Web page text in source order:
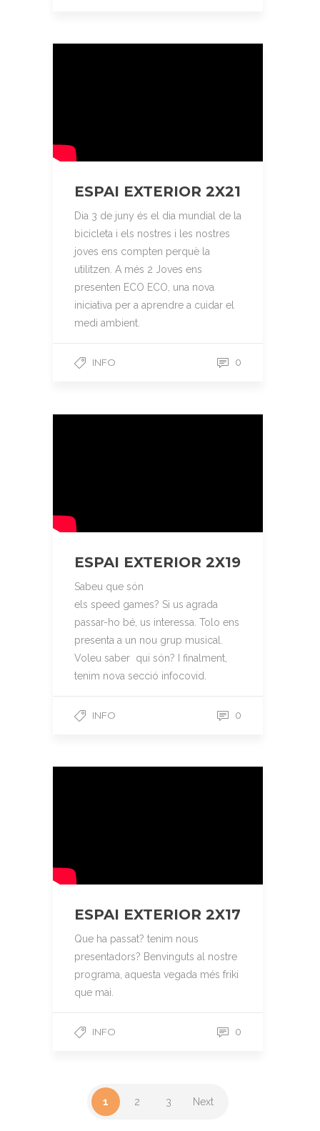
ESPAI EXTERIOR 2X21
Dia 3 de juny és el dia mundial de la
bicicleta i els nostres i les nostres
joves ens compten perquè la
utilitzen. A més 2 Joves ens
presenten ECO ECO, una nova
iniciativa per a aprendre a cuidar el
medi ambient.
INFO 0
ESPAI EXTERIOR 2X19
Sabeu que són
els speed games? Si us agrada
passar-ho bé, us interessa. Tolo ens
presenta a un nou grup musical.
Voleu saber qui són? I finalment,
tenim nova secció infocovid.
INFO 0
ESPAI EXTERIOR 2X17
Que ha passat? tenim nous
presentadors? Benvinguts al nostre
programa, aquesta vegada més friki
que mai.
INFO 0
1 2 3 Next